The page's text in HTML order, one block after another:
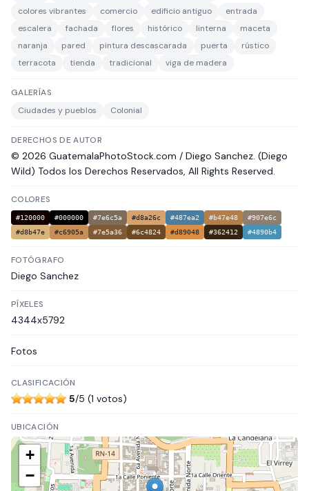
colores vibrantes
comercio edificio antiguo
entrada
escalera
fachada flores histórico linterna
maceta
naranja
pared pintura descascarada puerta
rústico
terracota
tienda tradicional viga de madera
GALERÍAS
Ciudades y pueblos
Colonial
DERECHOS DE AUTOR
© 2026 GuatemalaPhotoStock.com / Diego Sanchez. (Diego
Wild) Todos los Derechos Reservados, All Rights Reserved.
COLORES
#120000 #000000 #7e6c5a #d8a26c #487ea2 #b47e48
#907e6c
#d8b47e
#c6905a #7e5a36 #6c4824 #d89048 #362412 #4890b4
FOTÓGRAFO
Diego Sanchez
PÍXELES
4344x5792
Fotos
CLASIFICACIÓN
5/5 (1 votos)
UBICACIÓN
+
−